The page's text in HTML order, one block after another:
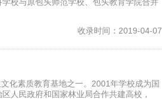
收录时间：2019-04-07
化素质教育基地之一。2001年学校成为国
人民政府和国家林业局合作共建高校，